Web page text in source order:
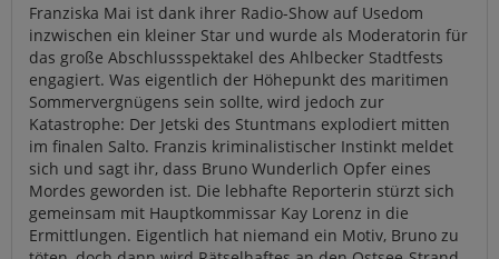
Franziska Mai ist dank ihrer Radio-Show auf Usedom
inzwischen ein kleiner Star und wurde als Moderatorin für
das große Abschlussspektakel des Ahlbecker Stadtfests
engagiert. Was eigentlich der Höhepunkt des maritimen
Sommervergnügens sein sollte, wird jedoch zur
Katastrophe: Der Jetski des Stuntmans explodiert mitten
im finalen Salto. Franzis kriminalistischer Instinkt meldet
sich und sagt ihr, dass Bruno Wunderlich Opfer eines
Mordes geworden ist. Die lebhafte Reporterin stürzt sich
gemeinsam mit Hauptkommissar Kay Lorenz in die
Ermittlungen. Eigentlich hat niemand ein Motiv, Bruno zu